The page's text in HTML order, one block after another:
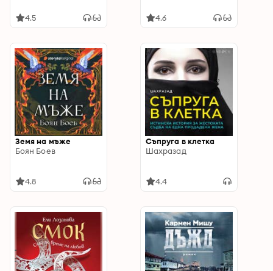
4.5 4.6
Земя на мъже
Боян Боев
4.8
Съпруга в клетка
Шахразад
4.4